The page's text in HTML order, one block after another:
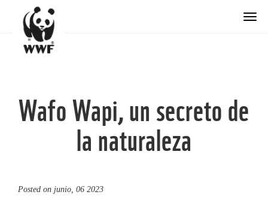
Wafo Wapi, un secreto de
la naturaleza
Posted on junio, 06 2023